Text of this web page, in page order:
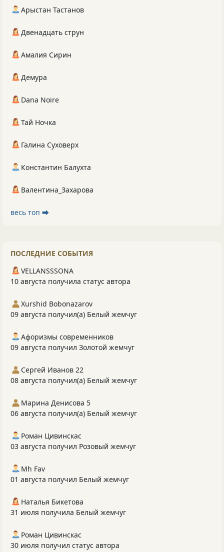
Арыстан Тастанов
Двенадцать струн
Амалия Сирин
Демура
Dana Noire
Тай Ночка
Галина Суховерх
Константин Балухта
Валентина_Захарова
весь топ ⮕
ПОСЛЕДНИЕ СОБЫТИЯ
VELLANSSSONA
10 августа получила статус автора
Xurshid Bobonazarov
09 августа получил(а) Белый жемчуг
Афоризмы современников
09 августа получил Золотой жемчуг
Сергей Иванов 22
08 августа получил(а) Белый жемчуг
Марина Денисова 5
06 августа получил(а) Белый жемчуг
Роман Цивинскас
03 августа получил Розовый жемчуг
Mh Fav
01 августа получил Белый жемчуг
Наталья Бикетова
31 июля получила Белый жемчуг
Роман Цивинскас
30 июля получил статус автора